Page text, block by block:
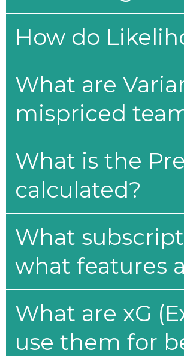
How do
What are
mispriced
What is the
calculated?
What
what features
What are xG
use them for